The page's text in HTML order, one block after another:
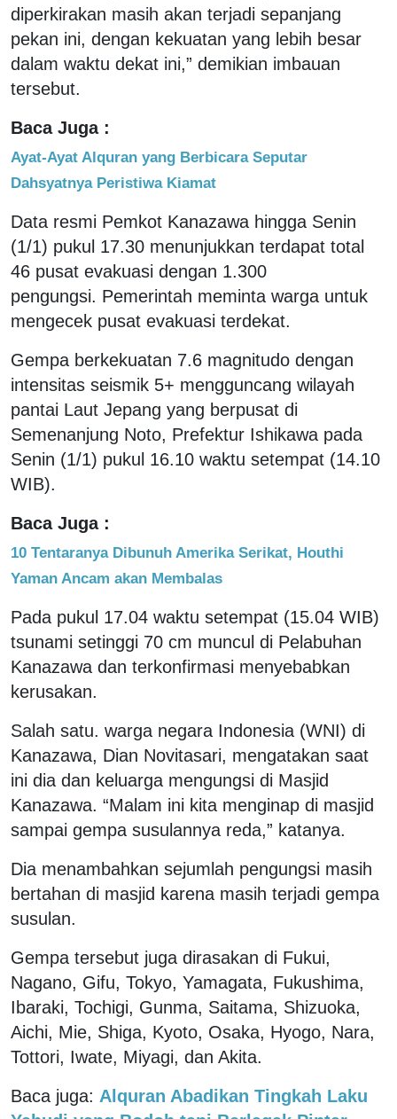
diperkirakan masih akan terjadi sepanjang
pekan ini, dengan kekuatan yang lebih besar
dalam waktu dekat ini,” demikian imbauan
tersebut.
Baca Juga :
Ayat-Ayat Alquran yang Berbicara Seputar
Dahsyatnya Peristiwa Kiamat
Data resmi Pemkot Kanazawa hingga Senin
(1/1) pukul 17.30 menunjukkan terdapat total
46 pusat evakuasi dengan 1.300
pengungsi. Pemerintah meminta warga untuk
mengecek pusat evakuasi terdekat.
Gempa berkekuatan 7.6 magnitudo dengan
intensitas seismik 5+ mengguncang wilayah
pantai Laut Jepang yang berpusat di
Semenanjung Noto, Prefektur Ishikawa pada
Senin (1/1) pukul 16.10 waktu setempat (14.10
WIB).
Baca Juga :
10 Tentaranya Dibunuh Amerika Serikat, Houthi
Yaman Ancam akan Membalas
Pada pukul 17.04 waktu setempat (15.04 WIB)
tsunami setinggi 70 cm muncul di Pelabuhan
Kanazawa dan terkonfirmasi menyebabkan
kerusakan.
Salah satu. warga negara Indonesia (WNI) di
Kanazawa, Dian Novitasari, mengatakan saat
ini dia dan keluarga mengungsi di Masjid
Kanazawa. “Malam ini kita menginap di masjid
sampai gempa susulannya reda,” katanya.
Dia menambahkan sejumlah pengungsi masih
bertahan di masjid karena masih terjadi gempa
susulan.
Gempa tersebut juga dirasakan di Fukui,
Nagano, Gifu, Tokyo, Yamagata, Fukushima,
Ibaraki, Tochigi, Gunma, Saitama, Shizuoka,
Aichi, Mie, Shiga, Kyoto, Osaka, Hyogo, Nara,
Tottori, Iwate, Miyagi, dan Akita.
Baca juga: Alquran Abadikan Tingkah Laku